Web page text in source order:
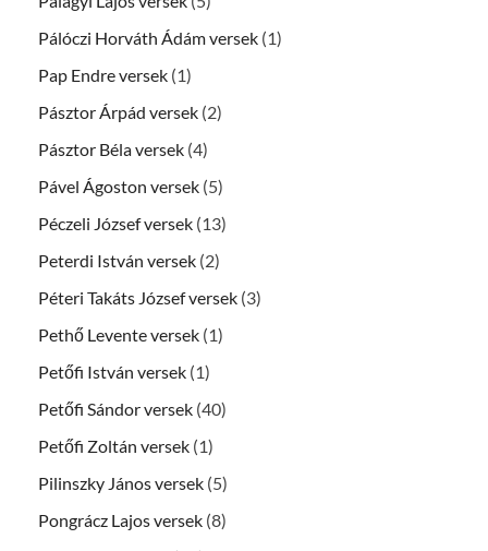
Pálóczi Horváth Ádám versek (1)
Pap Endre versek (1)
Pásztor Árpád versek (2)
Pásztor Béla versek (4)
Pável Ágoston versek (5)
Péczeli József versek (13)
Peterdi István versek (2)
Péteri Takáts József versek (3)
Pethő Levente versek (1)
Petőfi István versek (1)
Petőfi Sándor versek (40)
Petőfi Zoltán versek (1)
Pilinszky János versek (5)
Pongrácz Lajos versek (8)